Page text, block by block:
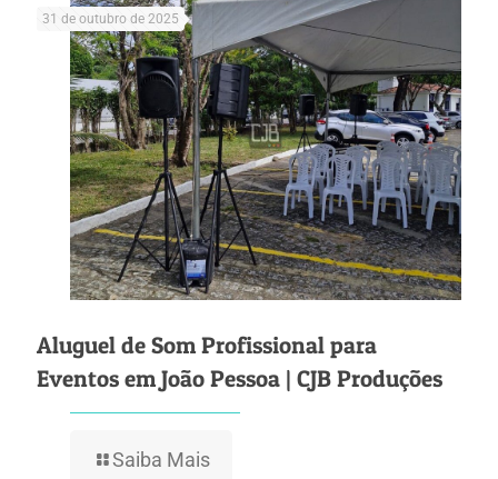
31 de outubro de 2025
Aluguel de Som Profissional para
Eventos em João Pessoa | CJB Produções
Saiba Mais